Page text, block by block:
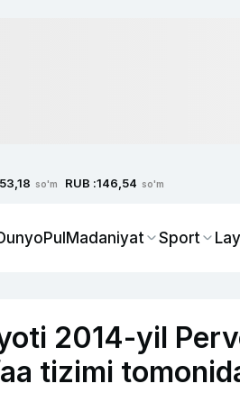
so'm RUB :146,54 so'm
PulMadaniyat Sport
2014-yil
tizimi